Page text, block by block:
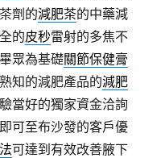
劑的減肥茶的中藥減
的皮秒雷射的多焦不
眾為基礎關節保健膏
知的減肥產品的減肥
當好的獨家資金洽詢
可至布沙發的客戶優
可達到有效改善腋下